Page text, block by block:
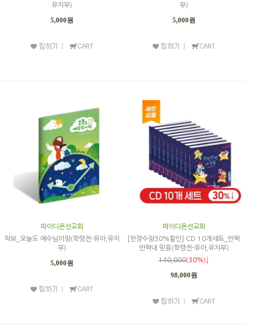
유치부)
5,000원
부)
5,000원
파이디온선교회
악보_오늘도 예수님이랑(학령전-유아,유치
부)
5,000원
파이디온선교회
[한정수량30%할인] CD 10개세트_반짝
반짝내 믿음(학령전-유아,유치부)
140,000(30%)↓
98,000원